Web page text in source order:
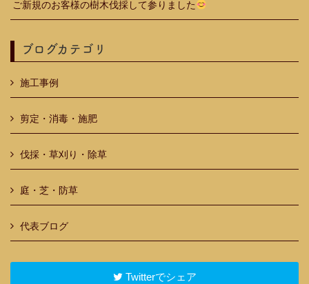
ご新規のお客様の樹木伐採して参りました
ブログカテゴリ
施工事例
剪定・消毒・施肥
伐採・草刈り・除草
庭・芝・防草
代表ブログ
Twitterでシェア